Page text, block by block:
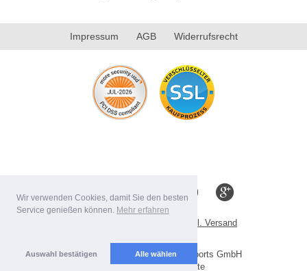
Wir verwenden Cookies, damit Sie den besten
Service genießen können. Mehr erfahren
Auswahl bestätigen Alle wählen
Impressum AGB Widerrufsrecht
Alle Preise inkl. MwSt. evtl. zzgl. Versand
Copyright 2026 by Scooter-ProSports GmbH
Mobile Shop by Shopgate